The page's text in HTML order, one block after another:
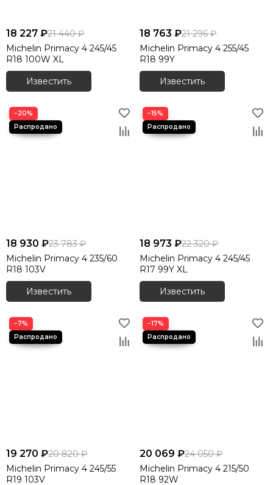
18 227 ₽21 440 ₽
Michelin Primacy 4 245/45
R18 100W XL
Известить
18 763 ₽21 296 ₽
Michelin Primacy 4 255/45
R18 99Y
Известить
−20%
18 930 ₽23 783 ₽
Michelin Primacy 4 235/60
R18 103V
Известить
−15%
18 973 ₽22 320 ₽
Michelin Primacy 4 245/45
R17 99Y XL
Известить
−7%
19 270 ₽20 820 ₽
Michelin Primacy 4 245/55
R19 103V
−17%
20 069 ₽24 050 ₽
Michelin Primacy 4 215/50
R18 92W